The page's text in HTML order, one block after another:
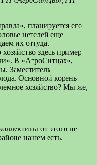
планируется его
нетелей еще
их оттуда.
здесь пример
В «АгроСитцах»,
Заместитель
Основной корень
хозяйство? Мы же,
от этого не
нашем есть.